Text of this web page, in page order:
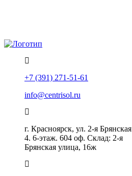
+7 (391) 271-51-61
info@centrisol.ru
г. Красноярск, ул. 2-я Брянская
4. 6-этаж. 604 оф. Склад: 2-я
Брянская улица, 16ж